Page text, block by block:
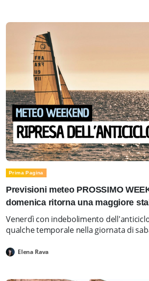
Prima Pagina
Previsioni meteo PROSSIMO
domenica ritorna una maggiore
Venerdì con indebolimento
qualche temporale nella giornata di
Elena Rava